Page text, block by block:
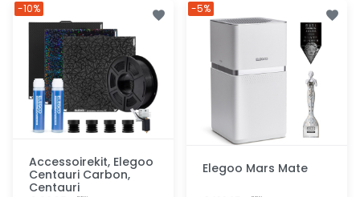
Accessoirekit, Elegoo
Centauri Carbon,
Centauri
-10%
Elegoo Mars Mate
-5%